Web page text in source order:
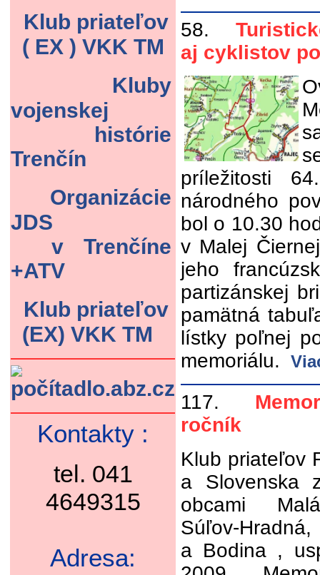
Klub priateľov
( EX ) VKK TM
Kluby
vojenskej
histórie
Trenčín
Organizácie
JDS
v Trenčíne
+ATV
Klub priateľov
(EX) VKK TM
Kontakty :
tel. 041
4649315
Adresa:
58.
aj cyklistov
príležitosti
národného
bol o 10.30
v Malej
jeho
partizánskej
pamätná
lístky poľnej
memoriálu.
117.
ročník
Klub priateľov
a Slovenska
obcami
Súľov-
a Bodina ,